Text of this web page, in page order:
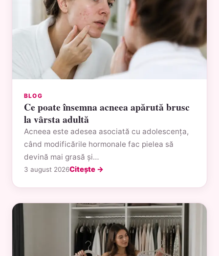
BLOG
Ce poate însemna acneea apărută brusc
la vârsta adultă
Acneea este adesea asociată cu adolescența,
când modificările hormonale fac pielea să
devină mai grasă și…
3 august 2026Citește →